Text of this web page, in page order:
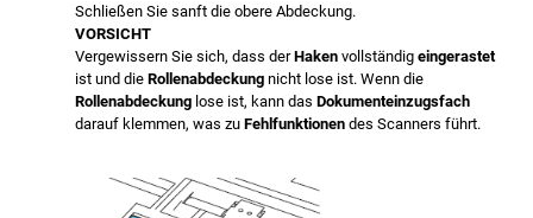
Schließen Sie sanft die obere Abdeckung.
VORSICHT
Vergewissern Sie sich, dass derHakenvollständigeingerastet
ist und dieRollenabdeckungnicht lose ist. Wenn die
Rollenabdeckung lose ist, kann dasDokumenteinzugsfach
darauf klemmen, was zuFehlfunktionendes Scanners führt.